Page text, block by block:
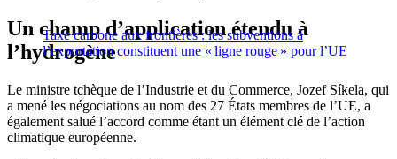
Taxe carbone aux frontières : les subventions à
l’exportation constituent une « ligne rouge » pour l’UE
Un champ d’application étendu à
l’hydrogène
Le ministre tchèque de l’Industrie et du Commerce, Jozef Síkela, qui
a mené les négociations au nom des 27 États membres de l’UE, a
également salué l’accord comme étant un élément clé de l’action
climatique européenne.